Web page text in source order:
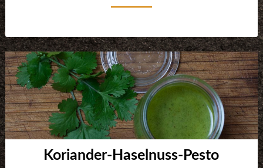
Koriander-Haselnuss-Pesto